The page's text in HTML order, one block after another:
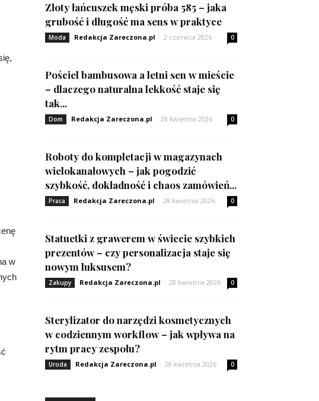
w
Złoty łańcuszek męski próba 585 – jaka
grubość i długość ma sens w praktyce
Moda Redakcja Zareczona.pl - 2 czerwca 2026 0
Pościel bambusowa a letni sen w mieście
– dlaczego naturalna lekkość staje się
tak...
Dom Redakcja Zareczona.pl - 28 kwietnia 2026 0
Roboty do kompletacji w magazynach
wielokanałowych – jak pogodzić
szybkość, dokładność i chaos zamówień...
Praca Redakcja Zareczona.pl - 28 kwietnia 2026 0
Statuetki z grawerem w świecie szybkich
prezentów – czy personalizacja staje się
nowym luksusem?
Zakupy Redakcja Zareczona.pl - 28 kwietnia 2026 0
Sterylizator do narzędzi kosmetycznych
w codziennym workflow – jak wpływa na
rytm pracy zespołu?
Uroda Redakcja Zareczona.pl - 28 kwietnia 2026 0